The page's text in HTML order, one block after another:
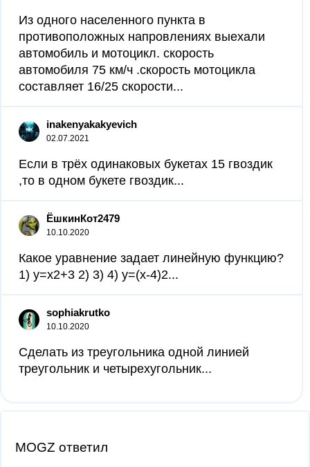
Из одного населенного пункта в
противоположных напровлениях выехали
автомобиль и мотоцикл. скорость
автомобиля 75 км/ч .скорость мотоцикла
составляет 16/25 скорости...
inakenyakakyevich
02.07.2021
Если в трёх одинаковых букетах 15 гвоздик
,то в одном букете гвоздик...
ЁшкинКот2479
10.10.2020
Какое уравнение задает линейную функцию?
1) y=x2+3 2) 3) 4) y=(x-4)2...
sophiakrutko
10.10.2020
Сделать из треугольника одной линией
треугольник и четырехугольник...
MOGZ ответил